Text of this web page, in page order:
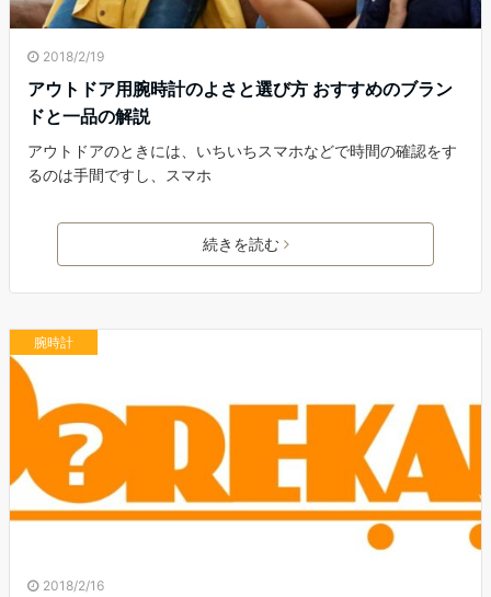
2018/2/19
アウトドア用腕時計のよさと選び方 おすすめのブラン
ドと一品の解説
アウトドアのときには、いちいちスマホなどで時間の確認をす
るのは手間ですし、スマホ
続きを読む
腕時計
2018/2/16